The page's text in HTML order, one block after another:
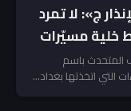
ج»: لا تمرد
خلية مسيّرات
المتحدث باسم
التي اتخذتها بغداد...